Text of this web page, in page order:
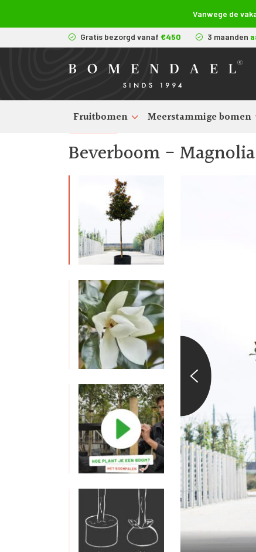
Vanwege de
Fruitbomen Meerstammige bomen
Gratis bezorgd vanaf €450 3 maanden
Beverboom -